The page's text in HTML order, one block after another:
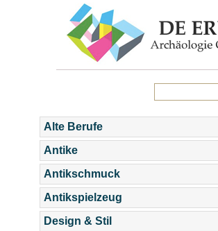
Alte Berufe
Antike
Antikschmuck
Antikspielzeug
Design & Stil